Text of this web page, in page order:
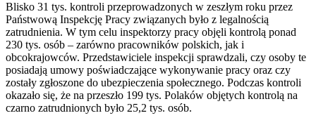
Blisko 31 tys. kontroli przeprowadzonych w zeszłym roku przez
Państwową Inspekcję Pracy związanych było z legalnością
zatrudnienia. W tym celu inspektorzy pracy objęli kontrolą ponad
230 tys. osób – zarówno pracowników polskich, jak i
obcokrajowców. Przedstawiciele inspekcji sprawdzali, czy osoby te
posiadają umowy poświadczające wykonywanie pracy oraz czy
zostały zgłoszone do ubezpieczenia społecznego. Podczas kontroli
okazało się, że na przeszło 199 tys. Polaków objętych kontrolą na
czarno zatrudnionych było 25,2 tys. osób.